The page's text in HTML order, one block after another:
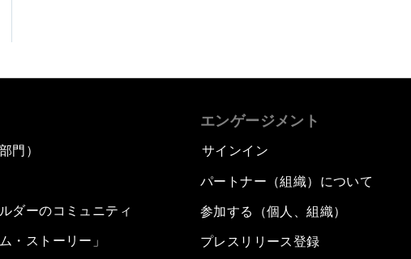
門）
ダーのコミュニティ
・ストーリー」
エンゲージメント
サインイン
パートナー（組織）について
参加する（個人、組織）
プレスリリース登録